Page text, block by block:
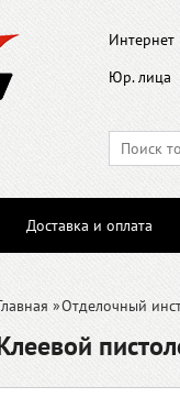
Интернет
Юр. лица
Доставка и оплата
»Отделочный